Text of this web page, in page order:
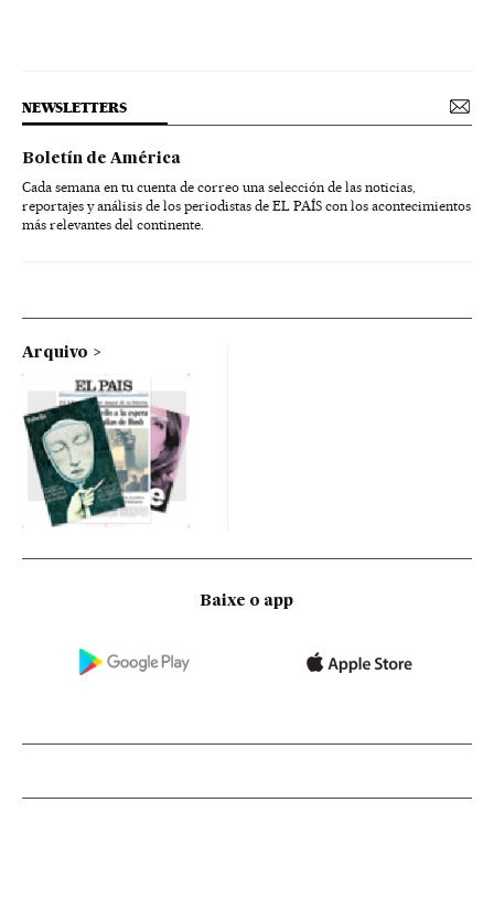
NEWSLETTERS
Boletín de América
Cada semana en tu cuenta de correo una selección de las noticias,
reportajes y análisis de los periodistas de EL PAÍS con los acontecimientos
más relevantes del continente.
Arquivo
Baixe o app